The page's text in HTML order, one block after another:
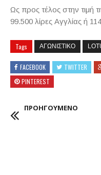
Ως προς τέλος στην τιμή
99.500 λίρες Αγγλίας ή
Tags ΑΓΩΝΙΣΤΙΚΟ
FACEBOOK TWITTER
PINTEREST
ΠΡΟΗΓΟΥΜΕΝΟ